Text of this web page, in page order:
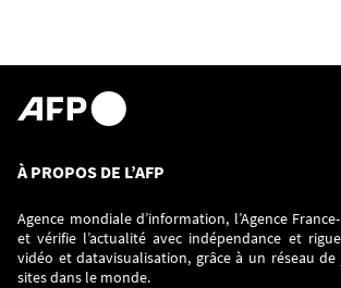
À PROPOS DE L’AFP
Agence mondiale d’information, l’Agence
et vérifie l’actualité avec indépendance et
vidéo et datavisualisation, grâce à un réseau
sites dans le monde.